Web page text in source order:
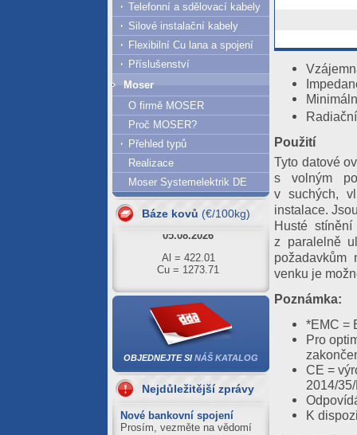
Použití
Tyto datové
s volným
v suchých,
instalace.
Husté
z paralelně
požadavkům
venku je
Poznámka:
*EMC =
Pro
CE =
2014/
K
Telefonní a sdělovací kabely
Silové instalační kabely
Flexibilní Cu lana a spojení
Příslušenství
Moser
O firmě MOSER
Proč MOSER?
Přehled typů
Realizace
Moser Systemelektrik DE
Báze kovů (€/100kg)
06.08.2026
Al = 417.66
Cu = 1267.53
05.08.2026
Al = 422.01
Cu = 1273.71
04.08.2026
Al = 420.89
Cu = 1250.39
03.08.2026
Al = 411.21
31.07.2026
Al = 422.51
Cu = 1243.10
OBJEDNEJTE SINÁŠ KATALOG
Nejdůležitější zprávy
Nové bankovní spojení
Prosím, vezměte na vědomí